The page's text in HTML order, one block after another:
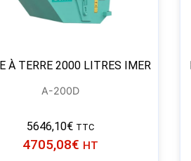
À TERRE 2000 LITRES IMER
A-200D
5646,10€ TTC
4705,08€ HT